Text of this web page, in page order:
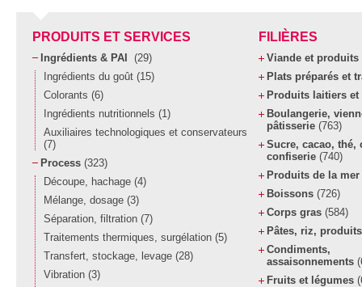
PRODUITS ET SERVICES
Ingrédients & PAI (29)
Ingrédients du goût (15)
Colorants (6)
Ingrédients nutritionnels (1)
Auxiliaires technologiques et conservateurs
(7)
Process (323)
Découpe, hachage (4)
Mélange, dosage (3)
Séparation, filtration (7)
Traitements thermiques, surgélation (5)
Transfert, stockage, levage (28)
Vibration (3)
FILIÈRES
Viande et
Plats préparés et
Produits laitiers
Boulangerie,
pâtisserie (763)
Sucre, cacao, thé,
confiserie (740)
Produits de la mer
Boissons (726)
Corps gras (584)
Pâtes, riz,
Condiments,
assaisonnements
Fruits et légumes